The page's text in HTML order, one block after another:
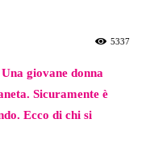
5337
giovane donna
Sicuramente è
Ecco di chi si